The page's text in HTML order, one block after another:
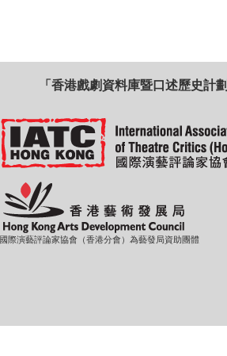
「香港戲劇資料庫暨口述歷史計
國際演藝評論家協會（香港分會）為藝發局資助團體